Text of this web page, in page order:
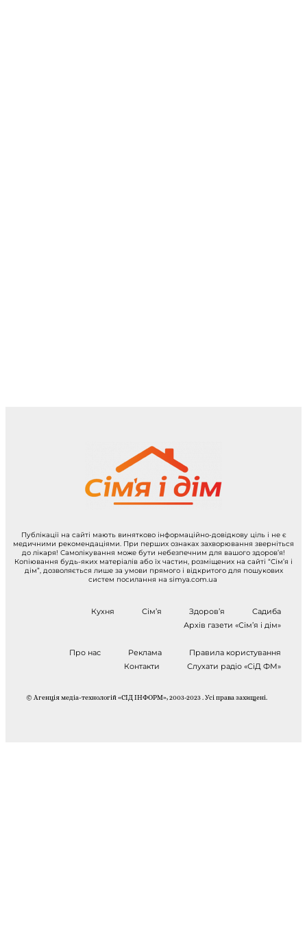
Публікації на сайті мають винятково інформаційно-довідкову ціль і не є
медичними рекомендаціями. При перших ознаках захворювання зверніться
до лікаря! Самолікування може бути небезпечним для вашого здоров’я!
Копіювання будь-яких матеріалів або їх частин, розміщених на сайті “Сім’я і
дім”, дозволяється лише за умови прямого і відкритого для пошукових
систем посилання на simya.com.ua
Кухня Сім’я Здоров’я
Садиба
Архів газети «Сім’я і дім»
Про нас Реклама
Правила користування
Контакти
Слухати радіо «СіД ФМ»
© Агенція медіа-технологій «СІД ІНФОРМ», 2003-2023 . Усі права захищені.